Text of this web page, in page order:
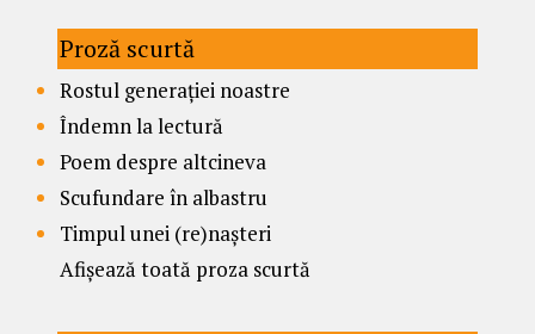
Proză scurtă
Rostul generației noastre
Îndemn la lectură
Poem despre altcineva
Scufundare în albastru
Timpul unei (re)nașteri
Afișează toată proza scurtă